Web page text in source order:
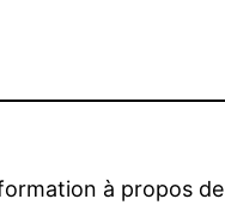
à propos de